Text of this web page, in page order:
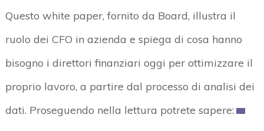
Questo white paper, fornito da Board, illustra il
ruolo dei CFO in azienda e spiega di cosa hanno
bisogno i direttori finanziari oggi per ottimizzare il
proprio lavoro, a partire dal processo di analisi dei
dati. Proseguendo nella lettura potrete sapere: